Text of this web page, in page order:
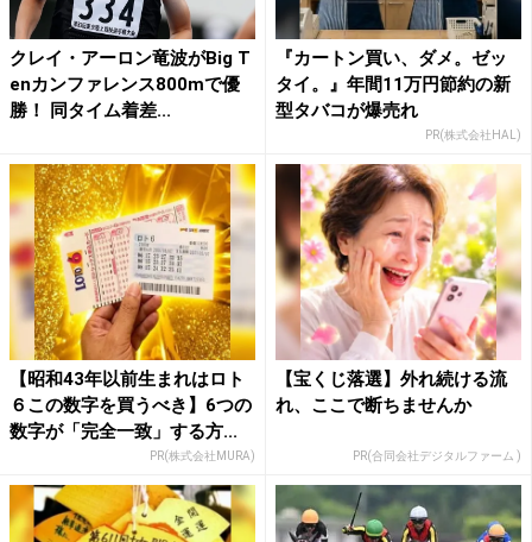
クレイ・アーロン竜波がBig T
enカンファレンス800mで優
勝！ 同タイム着差...
『カートン買い、ダメ。ゼッ
タイ。』年間11万円節約の新
型タバコが爆売れ
PR(株式会社HAL)
【昭和43年以前生まれはロト
６この数字を買うべき】6つの
数字が「完全一致」する方...
PR(株式会社MURA)
【宝くじ落選】外れ続ける流
れ、ここで断ちませんか
PR(合同会社デジタルファーム )